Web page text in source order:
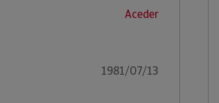
Aceder
1981/07/13